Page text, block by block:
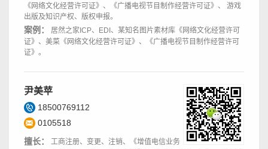
《网络文化经营许可证》、《广播电视节目制作经营许可证》、 游戏
出版及知识产权、版权申报。
案例：
居然之家ICP、EDI、某知名图片素材库《网络文化经营许可
证》、美菜《网络文化经营许可证》、《广播电视节目制作经营许可
证》。
尹美苹
18500769112
0105518
擅长：
工商注册、变更、注销、《增值电信业务